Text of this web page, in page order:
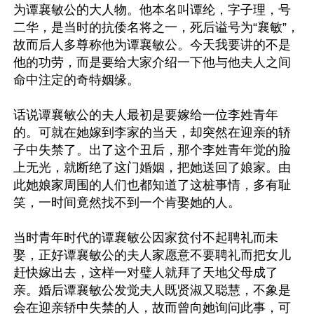
为谭襄敏公的大人物。他本名叫谭纶，字子理，号
二华，是当时的抗倭名将之一，死后谥号为“襄敏”，
故而后人多尊称他为谭襄敏公。今天我要讲的不是
他的功劳，而是要给大家介绍一下他与他夫人之间
命中注定的奇特姻缘。
话说谭襄敏公的夫人最初是要嫁给一位李姓青年
的。可就在她嫁到李家的当天，却突然在迎亲的轿
子中失禁了。出了这个丑后，那个李姓青年觉的脸
上无光，就断绝了这门婚姻，把她送回了娘家。由
此她娘家周围的人们也都知道了这桩事情，多有耻
笑，一时间竟然找不到一个肯娶她的人。
当时青年时代的谭襄敏公因家贫付不起聘礼而未
娶，正好谭襄敏公的夫人家愿意不要聘礼而把女儿
赶快嫁出去，这样一对璧人就拜了天地父母成了
亲。婚后谭襄敏公发觉夫人既贤淑又聪慧，不象是
会在迎亲轿中失禁的人，故而曾向她询问此事，可